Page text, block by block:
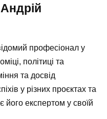
професіонал у
політиці та
та досвід
у різних проєктах та
його експертом у своїй